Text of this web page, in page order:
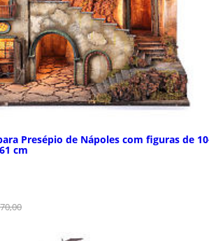
Presépio de Nápoles com figuras de
cm